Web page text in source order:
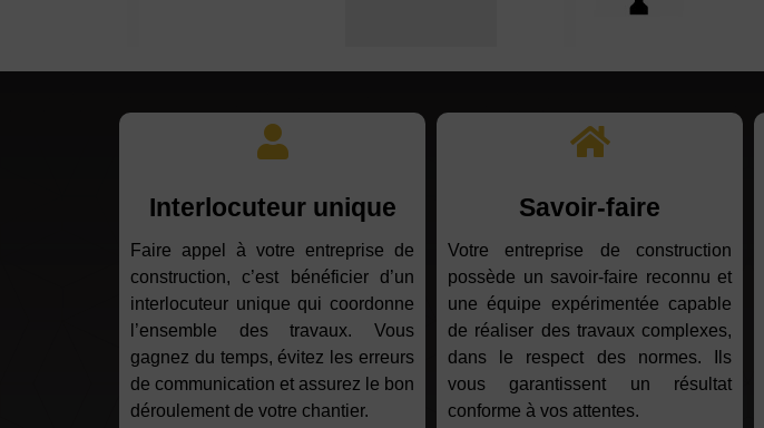
Interlocuteur unique
Faire appel à votre entreprise de
construction, c’est bénéficier d’un
interlocuteur unique qui coordonne
l’ensemble des travaux. Vous
gagnez du temps, évitez les erreurs
de communication et assurez le bon
déroulement de votre chantier.
Savoir-faire
Votre entreprise de construction
possède un savoir-faire reconnu et
une équipe expérimentée capable
de réaliser des travaux complexes,
dans le respect des normes. Ils
vous garantissent un résultat
conforme à vos attentes.